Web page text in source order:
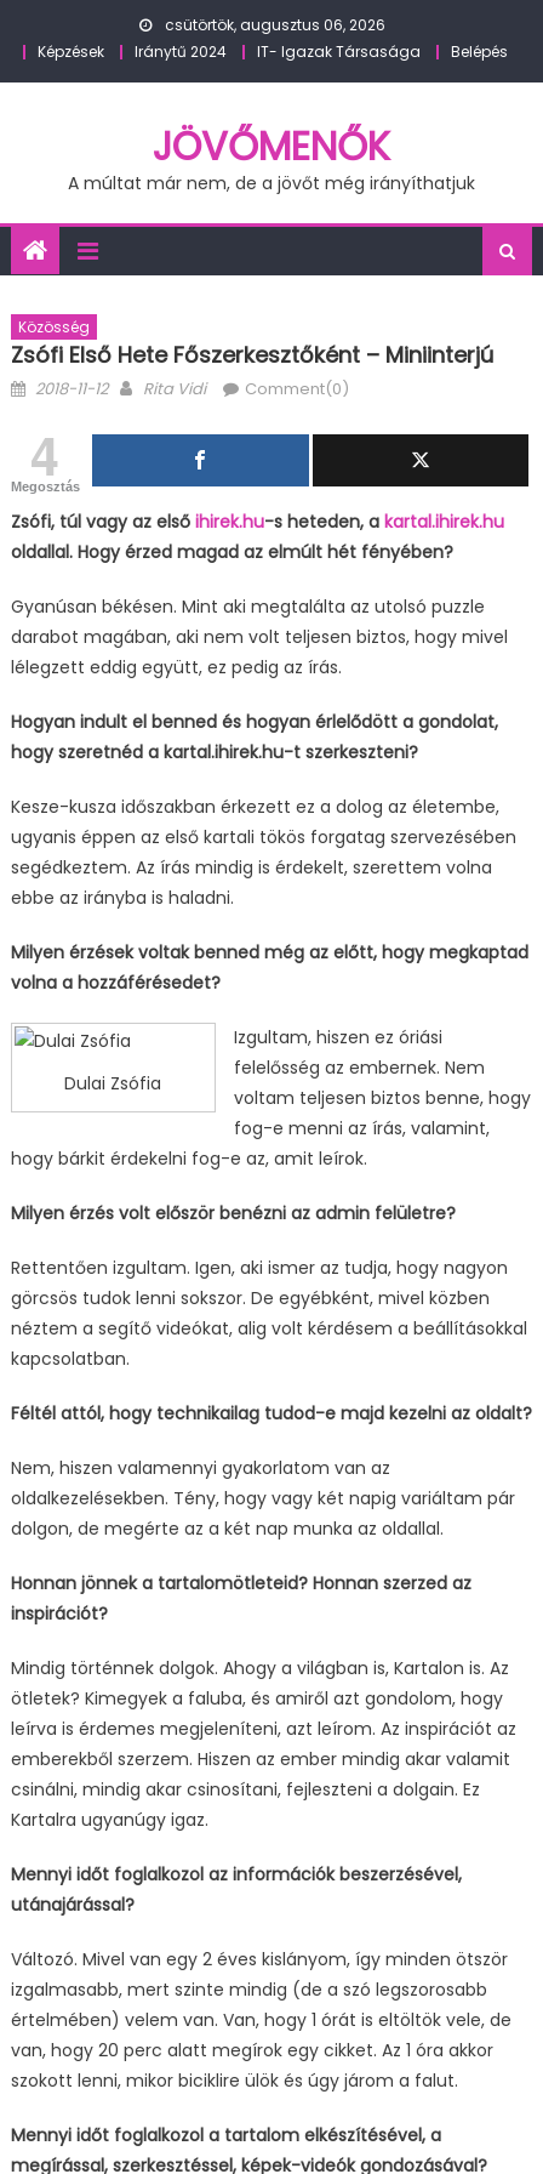
csütörtök, augusztus 06, 2026
Képzések
Iránytű 2024 IT- Igazak Társasága Belépés
JÖVŐMENŐK
A múltat már nem, de a jövőt még irányíthatjuk
Közösség
Zsófi Első Hete Főszerkesztőként – Miniinterjú
Posted
2018-11-12 Author
Rita Vidi Comment(0)
4
Megosztás
Zsófi, túl vagy az első ihirek.hu-s heteden, a kartal.ihirek.hu
oldallal. Hogy érzed magad az elmúlt hét fényében?
Gyanúsan békésen. Mint aki megtalálta az utolsó puzzle
darabot magában, aki nem volt teljesen biztos, hogy mivel
lélegzett eddig együtt, ez pedig az írás.
Hogyan indult el benned és hogyan érlelődött a gondolat,
hogy szeretnéd a kartal.ihirek.hu-t szerkeszteni?
Kesze-kusza időszakban érkezett ez a dolog az életembe,
ugyanis éppen az első kartali tökös forgatag szervezésében
segédkeztem. Az írás mindig is érdekelt, szerettem volna
ebbe az irányba is haladni.
Milyen érzések voltak benned még az előtt, hogy megkaptad
volna a hozzáférésedet?
Dulai Zsófia
Izgultam, hiszen ez óriási
felelősség az embernek. Nem
voltam teljesen biztos benne, hogy
fog-e menni az írás, valamint,
hogy bárkit érdekelni fog-e az, amit leírok.
Milyen érzés volt először benézni az admin felületre?
Rettentően izgultam. Igen, aki ismer az tudja, hogy nagyon
görcsös tudok lenni sokszor. De egyébként, mivel közben
néztem a segítő videókat, alig volt kérdésem a beállításokkal
kapcsolatban.
Féltél attól, hogy technikailag tudod-e majd kezelni az oldalt?
Nem, hiszen valamennyi gyakorlatom van az
oldalkezelésekben. Tény, hogy vagy két napig variáltam pár
dolgon, de megérte az a két nap munka az oldallal.
Honnan jönnek a tartalomötleteid? Honnan szerzed az
inspirációt?
Mindig történnek dolgok. Ahogy a világban is, Kartalon is. Az
ötletek? Kimegyek a faluba, és amiről azt gondolom, hogy
leírva is érdemes megjeleníteni, azt leírom. Az inspirációt az
emberekből szerzem. Hiszen az ember mindig akar valamit
csinálni, mindig akar csinosítani, fejleszteni a dolgain. Ez
Kartalra ugyanúgy igaz.
Mennyi időt foglalkozol az információk beszerzésével,
utánajárással?
Változó. Mivel van egy 2 éves kislányom, így minden ötször
izgalmasabb, mert szinte mindig (de a szó legszorosabb
értelmében) velem van. Van, hogy 1 órát is eltöltök vele, de
van, hogy 20 perc alatt megírok egy cikket. Az 1 óra akkor
szokott lenni, mikor biciklire ülök és úgy járom a falut.
Mennyi időt foglalkozol a tartalom elkészítésével, a
megírással, szerkesztéssel, képek-videók gondozásával?